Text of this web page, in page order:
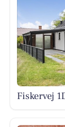
Fiskervej